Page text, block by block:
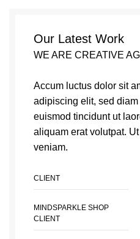
Our Latest Work
WE ARE CREATIVE
Accum luctus dolor sit
adipiscing elit, sed
euismod tincidunt ut
aliquam erat volutpat.
veniam.
CLIENT
MINDSPARKLE SHOP
CLIENT